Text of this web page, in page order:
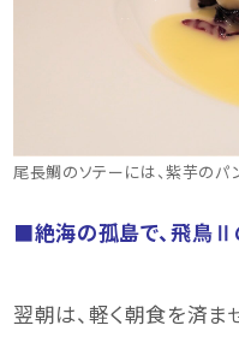
尾長鯛のソテーには、紫芋のパ
■絶海の孤島で、飛鳥Ⅱ
翌朝は、軽く朝食を済ま